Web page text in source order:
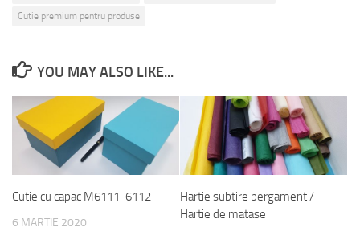
Cutie premium pentru produse
YOU MAY ALSO LIKE...
Cutie cu capac M6111-6112
6 MARTIE 2020
Hartie subtire pergament /
Hartie de matase